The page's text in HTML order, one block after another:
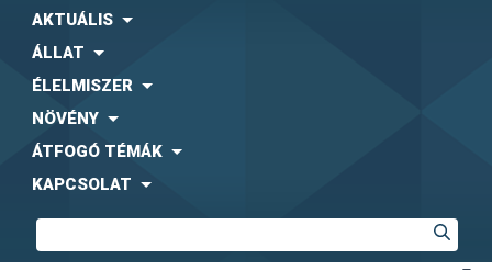
AKTUÁLIS
ÁLLAT
ÉLELMISZER
NÖVÉNY
ÁTFOGÓ TÉMÁK
KAPCSOLAT